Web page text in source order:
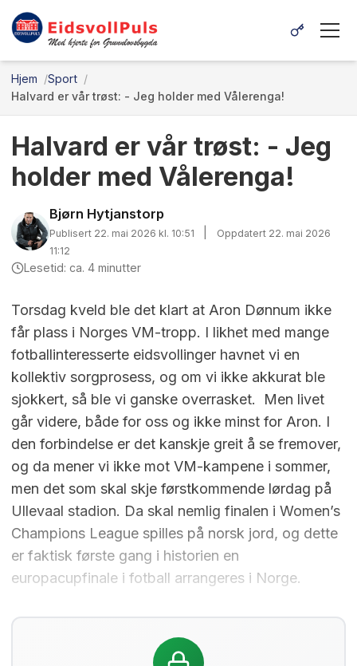
Hjem
Sport
Halvard er vår trøst: - Jeg holder med Vålerenga!
Halvard er vår trøst: - Jeg
holder med Vålerenga!
Bjørn Hytjanstorp
Publisert 22. mai 2026 kl. 10:51
Oppdatert 22. mai 2026
11:12
Lesetid: ca. 4 minutter
Torsdag kveld ble det klart at Aron Dønnum ikke
får plass i Norges VM-tropp. I likhet med mange
fotballinteresserte eidsvollinger havnet vi en
kollektiv sorgprosess, og om vi ikke akkurat ble
sjokkert, så ble vi ganske overrasket. Men livet
går videre, både for oss og ikke minst for Aron. I
den forbindelse er det kanskje greit å se fremover,
og da mener vi ikke mot VM-kampene i sommer,
men det som skal skje førstkommende lørdag på
Ullevaal stadion. Da skal nemlig finalen i Women’s
Champions League spilles på norsk jord, og dette
er faktisk første gang i historien en
europacupfinale i fotball arrangeres i Norge.